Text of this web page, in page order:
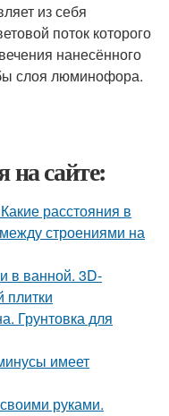
из себя
поток которого
нанесённого
слоя люминофора.
на сайте:
расстояния в
строениями на
в ванной. 3D-
плитки
Грунтовка для
имеет
руками.